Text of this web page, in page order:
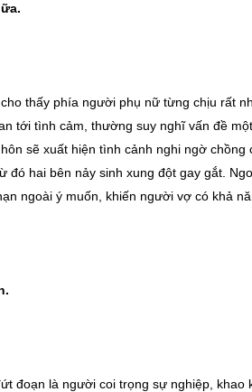
thấy phía người phụ nữ từng chịu rất
tới tình cảm, thường suy nghĩ vấn đề
sẽ xuất hiện tình cảnh nghi ngờ
đó hai bên nảy sinh xung đột gay gắt.
ngoài ý muốn, khiến người vợ có khả
đoạn là người coi trọng sự nghiệp,